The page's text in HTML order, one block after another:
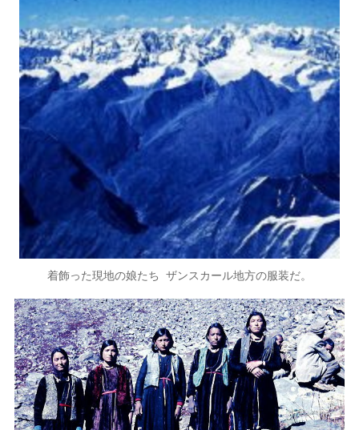
着飾った現地の娘たち ザンスカール地方の服装だ。